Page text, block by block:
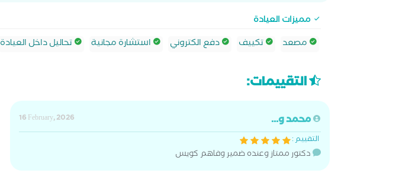
مميزات العيادة
مصعد
تكييف دفع الكتروني استشارة مجانية تحاليل داخل العيادة
التقييمات:
محمد و...
16 February, 2026
التقييم :
دكتور ممتاز وعنده ضمير وفاهم كويس